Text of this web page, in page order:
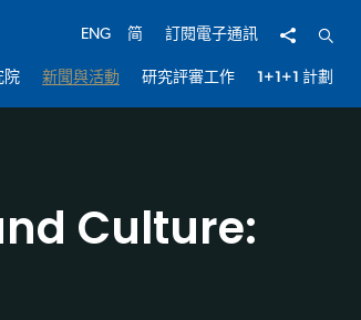
ENG 简 訂閱電子通訊 分享 開啟
院 新聞與活動 研究評審工作 1+1+1 計劃
Culture: